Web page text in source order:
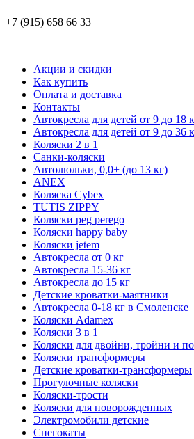
+7 (915) 658 66 33
Акции и скидки
Как купить
Оплата и доставка
Контакты
Автокресла для детей от 9 до 18
Автокресла для детей от 9 до 36
Коляски 2 в 1
Санки-коляски
Автолюльки, 0,0+ (до 13 кг)
ANEX
Коляска Cybex
TUTIS ZIPPY
Коляски peg perego
Коляски happy baby
Коляски jetem
Автокресла от 0 кг
Автокресла 15-36 кг
Автокресла до 15 кг
Детские кроватки-маятники
Автокресла 0-18 кг в Смоленске
Коляски Adamex
Коляски 3 в 1
Коляски для двойни, тройни и
Коляски трансформеры
Детские кроватки-трансформеры
Прогулочные коляски
Коляски-трости
Коляски для новорожденных
Электромобили детские
Снегокаты